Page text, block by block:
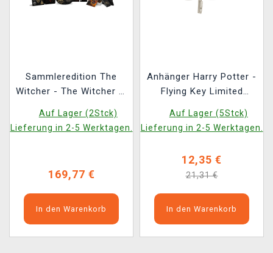
Sammleredition The
Witcher - The Witcher 3:
Monster Slayer Kit
Auf Lager (2Stck)
Lieferung in 2-5 Werktagen.
169,77 €
In den Warenkorb
Anhänger Harry Potter -
Flying Key Limited
Auf Lager (5Stck)
Lieferung in 2-5 Werktagen.
12,35 €
21,31 €
In den Warenkorb